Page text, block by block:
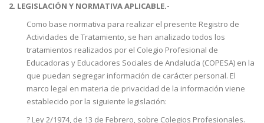
2. LEGISLACIÓN Y NORMATIVA APLICABLE.-
Como base normativa para realizar el presente Registro de
Actividades de Tratamiento, se han analizado todos los
tratamientos realizados por el Colegio Profesional de
Educadoras y Educadores Sociales de Andalucía (COPESA) en la
que puedan segregar información de carácter personal. El
marco legal en materia de privacidad de la información viene
establecido por la siguiente legislación:
? Ley 2/1974, de 13 de Febrero, sobre Colegios Profesionales.